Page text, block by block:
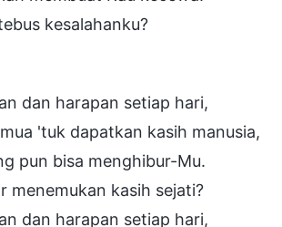
kesalahanku?
dan harapan setiap hari,
'tuk dapatkan kasih manusia,
pun bisa menghibur-Mu.
menemukan kasih sejati?
dan harapan setiap hari,